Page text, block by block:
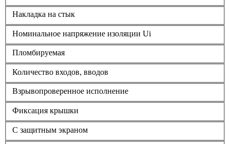
Накладка на стык
Номинальное напряжение изоляции Ui
Пломбируемая
Количество входов, вводов
Взрывопроверенное исполнение
Фиксация крышки
С защитным экраном